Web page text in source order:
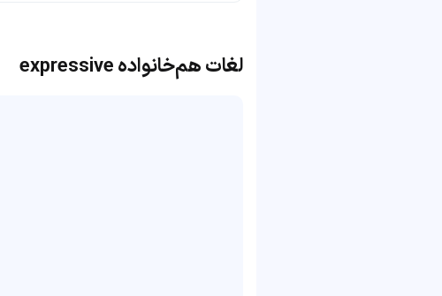
لغات هم‌خانواده expressive